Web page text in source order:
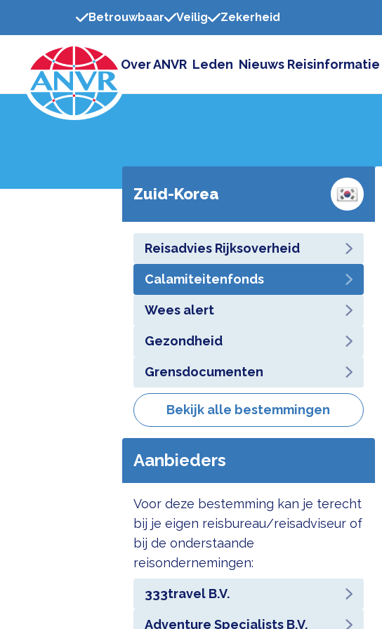
Betrouwbaar Veilig Zekerheid
Over ANVR Leden Nieuws Reisinformatie
Zuid-Korea
Reisadvies Rijksoverheid
Calamiteitenfonds
Wees alert
Gezondheid
Grensdocumenten
Bekijk alle bestemmingen
Aanbieders
Voor deze bestemming kan je terecht
bij je eigen reisbureau/reisadviseur of
bij de onderstaande
reisondernemingen:
333travel B.V.
Adventure Specialists B.V.